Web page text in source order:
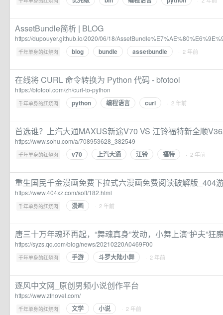
AssetBundle简析 | BLOG
https://dupouyer.github.io/2020/06/18/
千年单身的红烧肉 · blog bundle assetbundle · 2 年前
在线将 CURL 命令转换为 Python 代码 - bfotool
https://bfotool.com/zh/curl-to-python
千年单身的红烧肉 · python 编程语言 curl · 2 年前
首选谁？上汽大通MAXUS新途V70 VS 江铃福特新全顺
https://www.sohu.com/a/708953628_382549
千年单身的红烧肉 · v70 上汽大通 江铃 福特 · 2 年前
重生国民千金漫画免费下拉式六漫画免费阅读破解版_404
https://www.404xz.com/soft/182.html
千年单身的红烧肉 · 漫画 · 2 年前
唐三十万年魂环再起，“舞魂真身”发动，小舞上演“护夫”狂
https://syzs.qq.com/blog/news/20210220A0469F00
千年单身的红烧肉 · 手游 斗罗大陆小舞 · 2 年前
逐风中文网_原创男频小说创作平台
https://www.zfnovel.com/
千年单身的红烧肉 · 文学 小说 · 2 年前